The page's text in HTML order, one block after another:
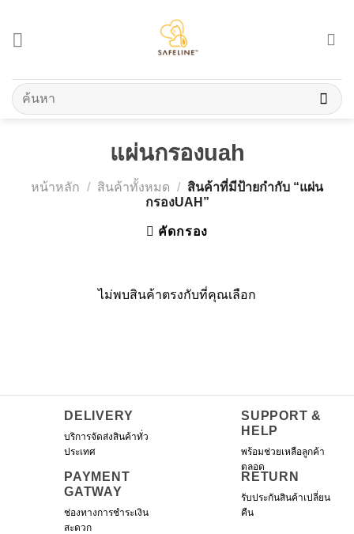
content
ค้นหา:
แผ่นกรองuah
หน้าหลัก / สินค้าทั้งหมด /
สินค้าที่มีป้ายกำกับ “แผ่น
กรองUAH”
คัดกรอง
ไม่พบสินค้าตรงกับที่คุณเลือก
DELIVERY
บริการจัดส่งสินค้าทั่ว
ประเทศ
SUPPORT &
HELP
พร้อมช่วยเหลือลูกค้า
ตลอด
PAYMENT
GATWAY
ช่องทางการชำระเงิน
สะดวก
RETURN
รับประกันสินค้าเปลี่ยน
คืน